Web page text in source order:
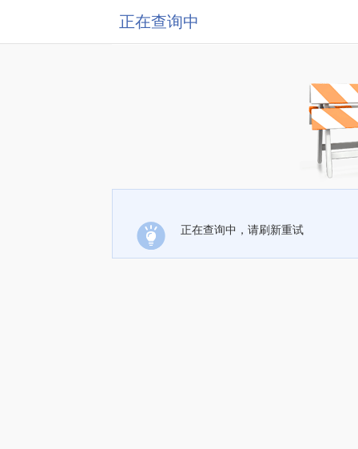
正在查询中
正在查询中，请刷新重试